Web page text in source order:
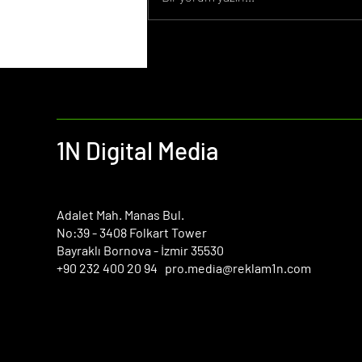
​Adalet Mah. Manas Bul.
No:39 - 3408 Folkart Tower
Bayraklı Bornova - İzmir 35530
+90 232 400 20 94 pro.media@reklam1n.com
1N Digital Media